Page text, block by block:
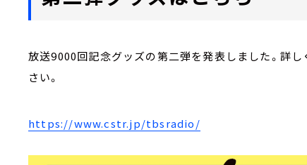
放送9000回記念グッズの第二弾を発表しました。詳
さい。
https://www.cstr.jp/tbsradio/